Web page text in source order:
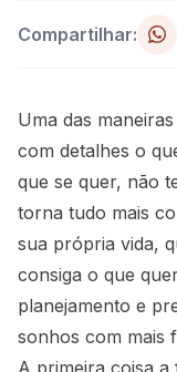
Compartilhar:
Uma das
com detalhes o
que se quer, não
torna tudo mais
sua própria vida,
consiga o que
planejamento e
sonhos com mais
A primeira coisa a